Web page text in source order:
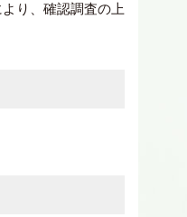
り、確認調査の上